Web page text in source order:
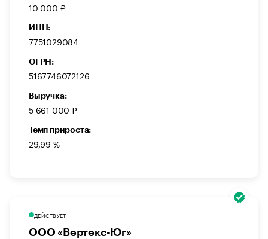
10 000 ₽
ИНН:
7751029084
ОГРН:
5167746072126
Выручка:
5 661 000 ₽
Темп прироста:
29,99 %
ДЕЙСТВУЕТ
ООО «Вертекс-Юг»